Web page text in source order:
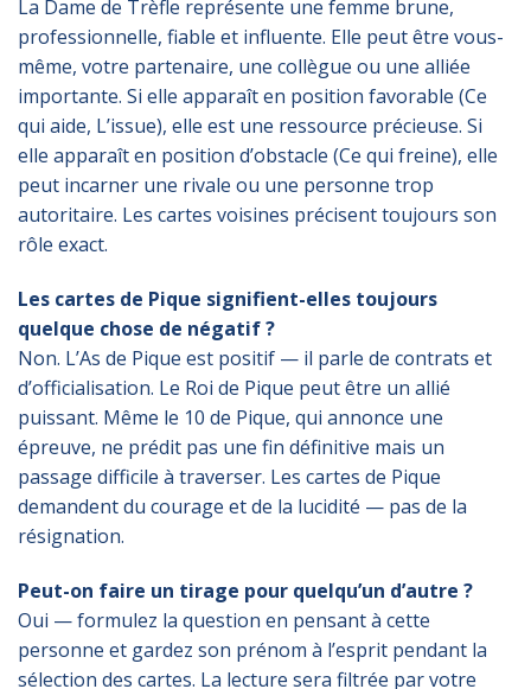
La Dame de Trèfle représente une femme brune,
professionnelle, fiable et influente. Elle peut être vous-
même, votre partenaire, une collègue ou une alliée
importante. Si elle apparaît en position favorable (Ce
qui aide, L’issue), elle est une ressource précieuse. Si
elle apparaît en position d’obstacle (Ce qui freine), elle
peut incarner une rivale ou une personne trop
autoritaire. Les cartes voisines précisent toujours son
rôle exact.
Les cartes de Pique signifient-elles toujours
quelque chose de négatif ?
Non. L’As de Pique est positif — il parle de contrats et
d’officialisation. Le Roi de Pique peut être un allié
puissant. Même le 10 de Pique, qui annonce une
épreuve, ne prédit pas une fin définitive mais un
passage difficile à traverser. Les cartes de Pique
demandent du courage et de la lucidité — pas de la
résignation.
Peut-on faire un tirage pour quelqu’un d’autre ?
Oui — formulez la question en pensant à cette
personne et gardez son prénom à l’esprit pendant la
sélection des cartes. La lecture sera filtrée par votre